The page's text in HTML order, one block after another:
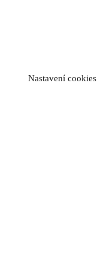
Nastavení cookies